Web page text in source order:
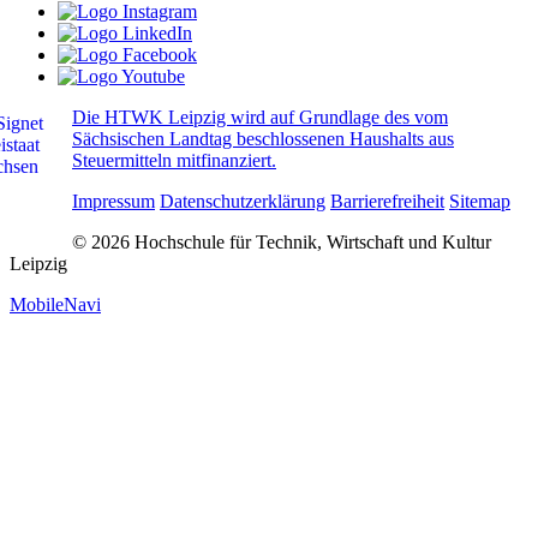
Die HTWK Leipzig wird auf Grundlage des vom
Sächsischen Landtag beschlossenen Haushalts aus
Steuermitteln mitfinanziert.
Impressum Datenschutzerklärung Barrierefreiheit Sitemap
© 2026 Hochschule für Technik, Wirtschaft und Kultur
Leipzig
MobileNavi